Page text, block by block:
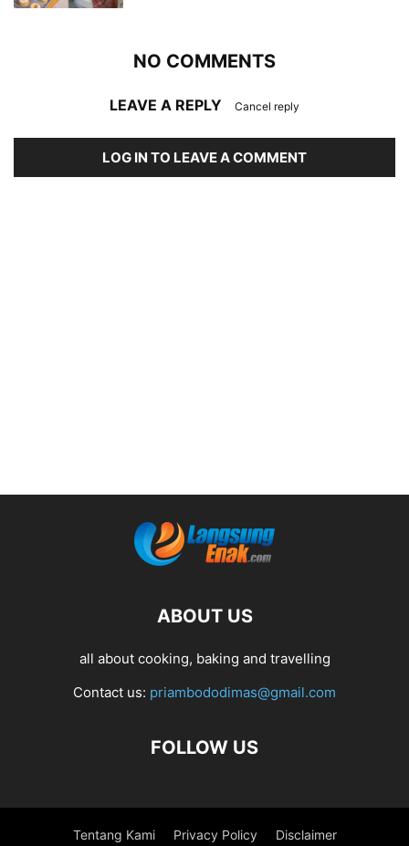
NO COMMENTS
LEAVE A REPLY Cancel reply
LOG IN TO LEAVE A COMMENT
ABOUT US
all about cooking, baking and travelling
Contact us: priambododimas@gmail.com
FOLLOW US
Tentang Kami Privacy Policy Disclaimer